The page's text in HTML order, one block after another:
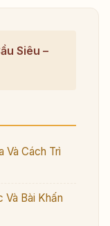
Siêu –
Và Cách Trì
Và Bài Khấn